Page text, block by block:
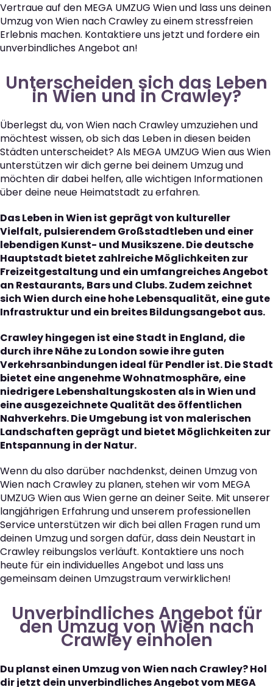
Vertraue auf den MEGA UMZUG Wien und lass uns deinen
Umzug von Wien nach Crawley zu einem stressfreien
Erlebnis machen. Kontaktiere uns jetzt und fordere ein
unverbindliches Angebot an!
Unterscheiden sich das Leben
in Wien und in Crawley?
Überlegst du, von Wien nach Crawley umzuziehen und
möchtest wissen, ob sich das Leben in diesen beiden
Städten unterscheidet? Als MEGA UMZUG Wien aus Wien
unterstützen wir dich gerne bei deinem Umzug und
möchten dir dabei helfen, alle wichtigen Informationen
über deine neue Heimatstadt zu erfahren.
Das Leben in Wien ist geprägt von kultureller
Vielfalt, pulsierendem Großstadtleben und einer
lebendigen Kunst- und Musikszene. Die deutsche
Hauptstadt bietet zahlreiche Möglichkeiten zur
Freizeitgestaltung und ein umfangreiches Angebot
an Restaurants, Bars und Clubs. Zudem zeichnet
sich Wien durch eine hohe Lebensqualität, eine gute
Infrastruktur und ein breites Bildungsangebot aus.
Crawley hingegen ist eine Stadt in England, die
durch ihre Nähe zu London sowie ihre guten
Verkehrsanbindungen ideal für Pendler ist. Die Stadt
bietet eine angenehme Wohnatmosphäre, eine
niedrigere Lebenshaltungskosten als in Wien und
eine ausgezeichnete Qualität des öffentlichen
Nahverkehrs. Die Umgebung ist von malerischen
Landschaften geprägt und bietet Möglichkeiten zur
Entspannung in der Natur.
Wenn du also darüber nachdenkst, deinen Umzug von
Wien nach Crawley zu planen, stehen wir vom MEGA
UMZUG Wien aus Wien gerne an deiner Seite. Mit unserer
langjährigen Erfahrung und unserem professionellen
Service unterstützen wir dich bei allen Fragen rund um
deinen Umzug und sorgen dafür, dass dein Neustart in
Crawley reibungslos verläuft. Kontaktiere uns noch
heute für ein individuelles Angebot und lass uns
gemeinsam deinen Umzugstraum verwirklichen!
Unverbindliches Angebot für
den Umzug von Wien nach
Crawley einholen
Du planst einen Umzug von Wien nach Crawley? Hol
dir jetzt dein unverbindliches Angebot vom MEGA